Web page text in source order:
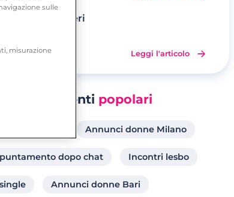
Incontri Seri
3 minuti Leggi l'articolo
Argomenti popolari
Annunci donne Milano
dopo chat Incontri lesbo
Annunci donne Bari
sulle
misurazione